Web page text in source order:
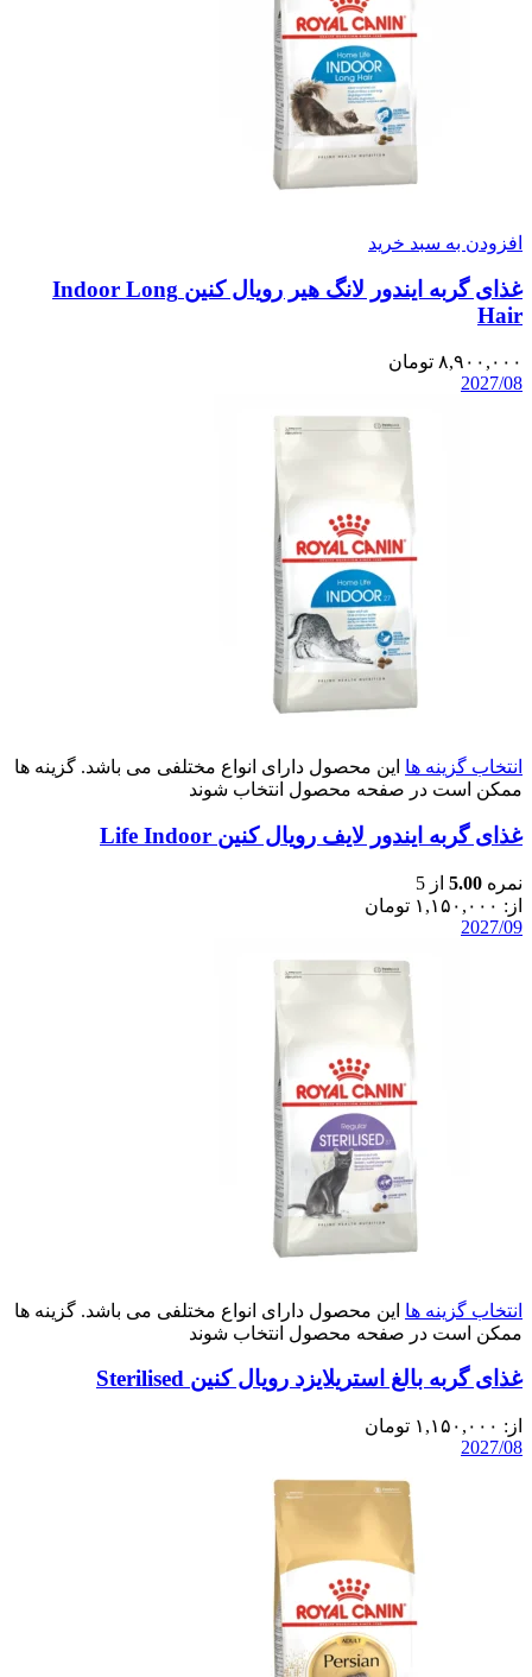
افزودن به سبد خرید
غذای گربه ایندور لانگ هیر رویال کنین Indoor Long
Hair
۸,۹۰۰,۰۰۰ تومان
2027/08
انتخاب گزینه ها این محصول دارای انواع مختلفی می باشد. گزینه ها
ممکن است در صفحه محصول انتخاب شوند
غذای گربه ایندور لایف رویال کنین Life Indoor
نمره 5.00 از 5
از: ۱,۱۵۰,۰۰۰ تومان
2027/09
انتخاب گزینه ها این محصول دارای انواع مختلفی می باشد. گزینه ها
ممکن است در صفحه محصول انتخاب شوند
غذای گربه بالغ استریلایزد رویال کنین Sterilised
از: ۱,۱۵۰,۰۰۰ تومان
2027/08